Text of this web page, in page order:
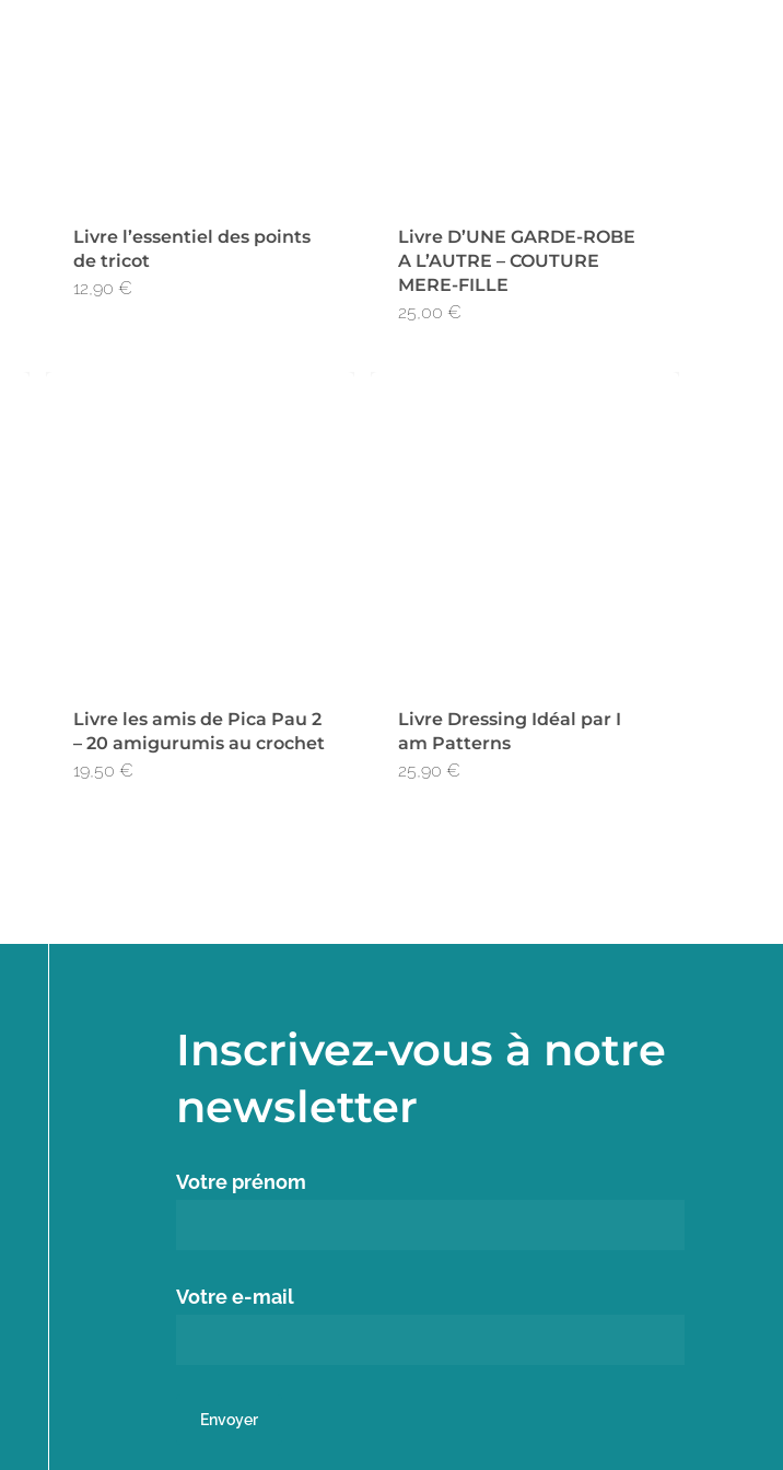
Livre l’essentiel des points
de tricot
12,90 €
Livre D’UNE GARDE-ROBE
A L’AUTRE – COUTURE
MERE-FILLE
25,00 €
Livre les amis de Pica Pau 2
– 20 amigurumis au crochet
19,50 €
Livre Dressing Idéal par I
am Patterns
25,90 €
Inscrivez-vous à notre
newsletter
Votre prénom
Votre e-mail